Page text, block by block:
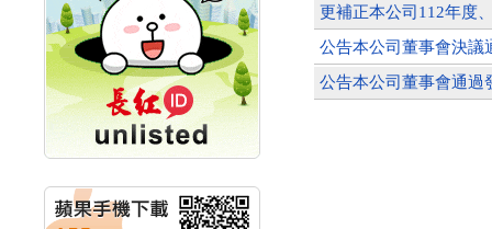
計畫
明緯企業:明緯永續科技
競賽 以電源驅動善的力
量
秀育企業:秀育SHO-U儲
能系統 獲國內首張CNS
認證
聯博投信:聯博00404A
華旭先進:代重要子公司
碩通散熱股份有限公司
更補正本公司112年度
公告本公司董事會決議
公告本公司董事會通過